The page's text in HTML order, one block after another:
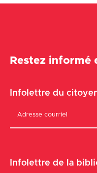
Restez
Infolettre du
Infolettre de la